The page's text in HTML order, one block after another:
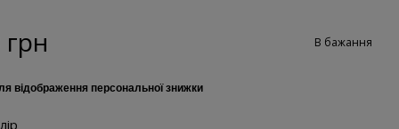
грн В бажання
відображення персональної знижки